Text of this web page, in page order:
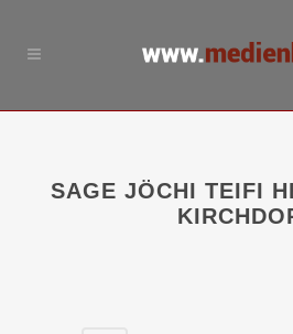
SAGE JÖCHI TEIFI